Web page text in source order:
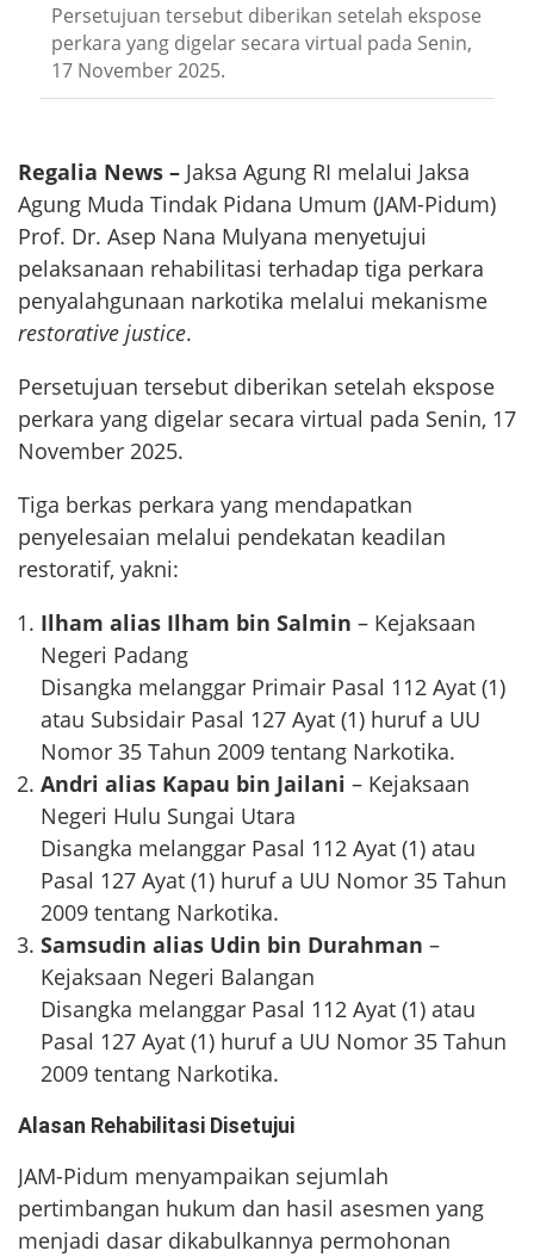
Persetujuan tersebut diberikan setelah ekspose
perkara yang digelar secara virtual pada Senin,
17 November 2025.
Regalia News – Jaksa Agung RI melalui Jaksa
Agung Muda Tindak Pidana Umum (JAM-Pidum)
Prof. Dr. Asep Nana Mulyana menyetujui
pelaksanaan rehabilitasi terhadap tiga perkara
penyalahgunaan narkotika melalui mekanisme
restorative justice.
Persetujuan tersebut diberikan setelah ekspose
perkara yang digelar secara virtual pada Senin, 17
November 2025.
Tiga berkas perkara yang mendapatkan
penyelesaian melalui pendekatan keadilan
restoratif, yakni:
Ilham alias Ilham bin Salmin – Kejaksaan
Negeri Padang
Disangka melanggar Primair Pasal 112 Ayat (1)
atau Subsidair Pasal 127 Ayat (1) huruf a UU
Nomor 35 Tahun 2009 tentang Narkotika.
Andri alias Kapau bin Jailani – Kejaksaan
Negeri Hulu Sungai Utara
Disangka melanggar Pasal 112 Ayat (1) atau
Pasal 127 Ayat (1) huruf a UU Nomor 35 Tahun
2009 tentang Narkotika.
Samsudin alias Udin bin Durahman –
Kejaksaan Negeri Balangan
Disangka melanggar Pasal 112 Ayat (1) atau
Pasal 127 Ayat (1) huruf a UU Nomor 35 Tahun
2009 tentang Narkotika.
Alasan Rehabilitasi Disetujui
JAM-Pidum menyampaikan sejumlah
pertimbangan hukum dan hasil asesmen yang
menjadi dasar dikabulkannya permohonan